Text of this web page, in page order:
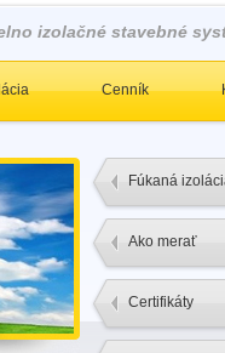
izolačné stavebné
Cenník
Fúkaná
Ako merať
Certifikáty